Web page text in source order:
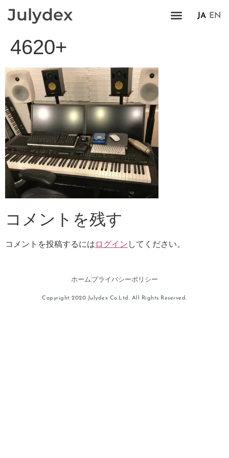
Julydex JA EN
4620+
コメントを残す
コメントを投稿するには ログイン してください。
ホーム プライバシーポリシー
Copyright 2020 Julydex Co.Ltd. All Rights Reserved.